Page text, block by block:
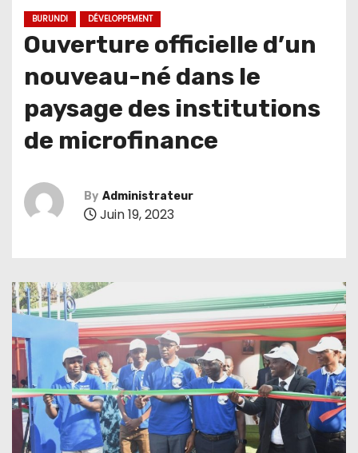
BURUNDI DÉVELOPPEMENT
Ouverture officielle d’un
nouveau-né dans le
paysage des institutions
de microfinance
By Administrateur
Juin 19, 2023